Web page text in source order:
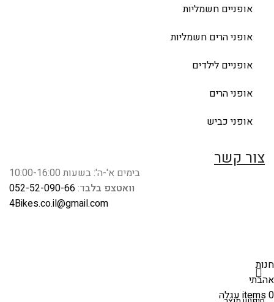
אופניים חשמליות
אופני הרים חשמליות
אופניים לילדים
אופני הרים
אופני כביש
צור קשר
בימים א'-ה': בשעות 10:00-16:00
וואטצפ בלבד:052-52-090-66
4Bikes.co.il@gmail.com
חנות
אהבתי
0
itemsעגלה